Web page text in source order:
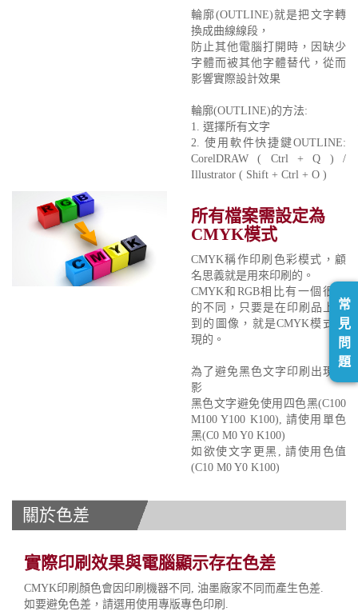
輪廓(OUTLINE)就是把文字轉
換成曲線線段，
防止其他電腦打開時，因缺少
字體而被其他字體替代，從而
影響實際設計效果
輪廓(OUTLINE)的方法:
1. 選擇所有文字
2. 使用軟件快捷鍵OUTLINE:
CorelDRAW ( Ctrl + Q ) /
Illustrator ( Shift + Ctrl + O )
所有檔案需設定為
CMYK模式
CMYK稱作印刷色彩模式，顧
名思義就是用來印刷的。
CMYK和RGB相比有一個很大
的不同，只要是在印刷品上看
到的圖像，就是CMYK模式表
現的。
為了避免黑色文字印刷出現重
影
黑色文字避免使用四色黑(C100
M100 Y100 K100), 請使用單色
黑(C0 M0 Y0 K100)
如欲使文字更黑, 請使用色值
(C10 M0 Y0 K100)
關於色差
實際印刷效果與電腦顯示存在色差
CMYK印刷顏色會因印刷機器不同, 油墨廠家不同而產生色差.
如要避免色差，請選用使用專版專色印刷.
常
見
問
題